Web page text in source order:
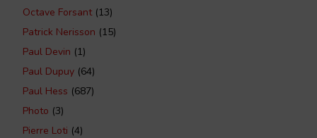
Octave Forsant(13)
Patrick Nerisson (15)
Paul Devin (1)
Paul Dupuy (64)
Paul Hess (687)
Photo (3)
Pierre Loti (4)